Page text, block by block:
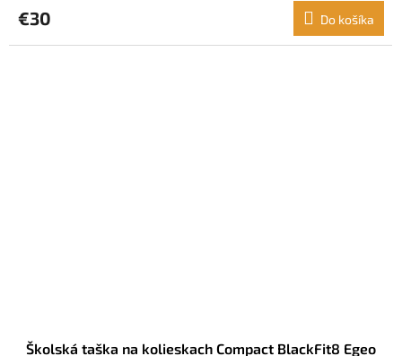
€30 Do košíka
Školská taška na kolieskach Compact BlackFit8 Egeo